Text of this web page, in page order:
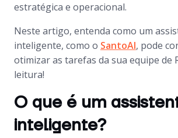
estratégica e operacional.
Neste artigo, entenda como um
inteligente, como o SantoAI, pode
otimizar as tarefas da sua equipe de
leitura!
O que é um
inteligente?